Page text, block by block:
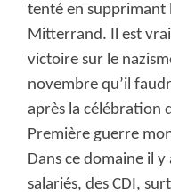
tenté en supprimant
Mitterrand. Il est
victoire sur le
novembre qu’il
après la célébration
Première guerre
Dans ce domaine il y
salariés, des CDI,